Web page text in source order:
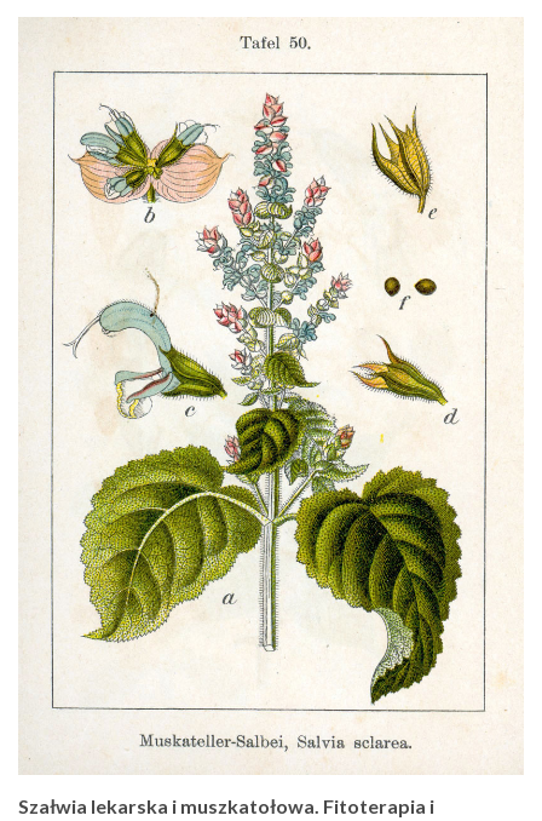
Szałwia lekarska i muszkatołowa. Fitoterapia i